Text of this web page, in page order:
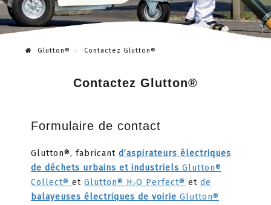
Glutton® Contactez Glutton®
Contactez Glutton®
Formulaire de contact
Glutton®, fabricant d’aspirateurs électriques
de déchets urbains et industriels Glutton®
Collect® et Glutton® H₂O Perfect® et de
balayeuses électriques de voirie Glutton®